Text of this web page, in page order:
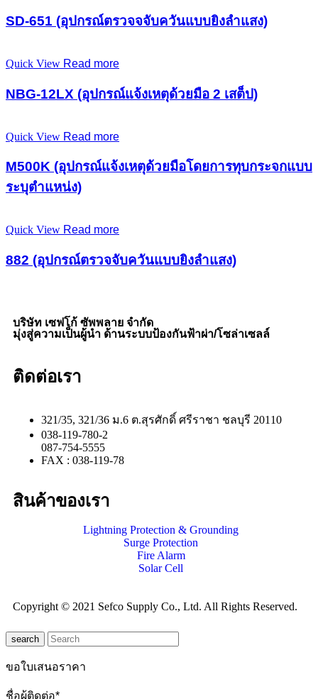
SD-651 (อุปกรณ์ตรวจจจับควันแบบยิงลำแสง)
Quick View Read more
NBG-12LX (อุปกรณ์แจ้งเหตุด้วยมือ 2 เสต็ป)
Quick View Read more
M500K (อุปกรณ์แจ้งเหตุด้วยมือโดยการทุบกระจกแบบ
ระบุตำแหน่ง)
Quick View Read more
882 (อุปกรณ์ตรวจจับควันแบบยิงลำแสง)
บริษัท เซฟโก้ ซัพพลาย จำกัด
มุ่งสู่ความเป็นผู้นำ ด้านระบบป้องกันฟ้าผ่า/โซล่าเซลล์
ติดต่อเรา
321/35, 321/36 ม.6 ต.สุรศักดิ์ ศรีราชา ชลบุรี 20110
038-119-780-2
087-754-5555
FAX : 038-119-78
สินค้าของเรา
Lightning Protection & Grounding
Surge Protection
Fire Alarm
Solar Cell
Copyright © 2021 Sefco Supply Co., Ltd. All Rights Reserved.
search
ขอใบเสนอราคา
ชื่อผู้ติดต่อ*